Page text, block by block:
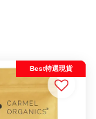
Best特選現貨